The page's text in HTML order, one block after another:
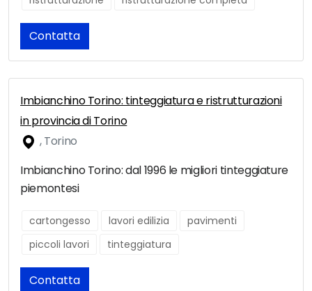
Contatta
Imbianchino Torino: tinteggiatura e ristrutturazioni
in provincia di Torino
, Torino
Imbianchino Torino: dal 1996 le migliori tinteggiature
piemontesi
cartongesso lavori edilizia
pavimenti
piccoli lavori
tinteggiatura
Contatta